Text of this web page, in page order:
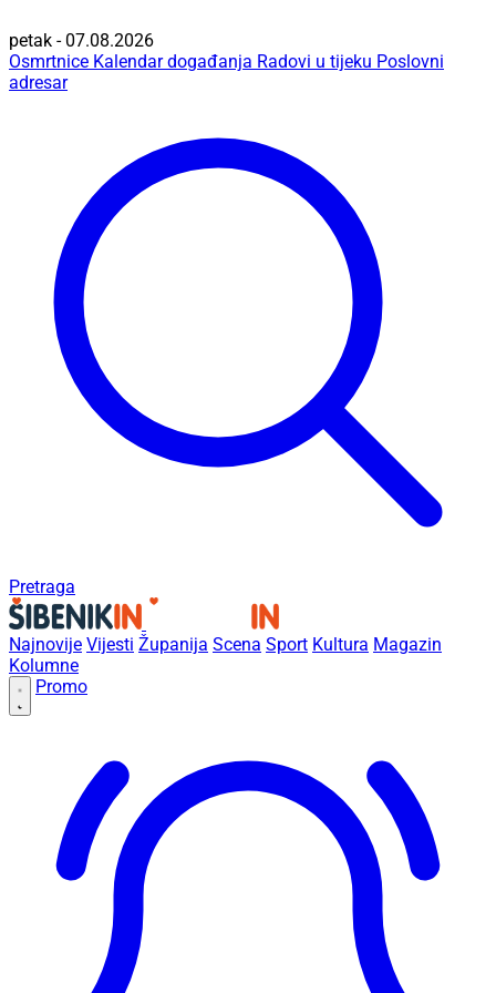
petak - 07.08.2026
Osmrtnice Kalendar događanja Radovi u tijeku Poslovni
adresar
Pretraga
Najnovije Vijesti Županija Scena Sport Kultura Magazin
Kolumne
Promo